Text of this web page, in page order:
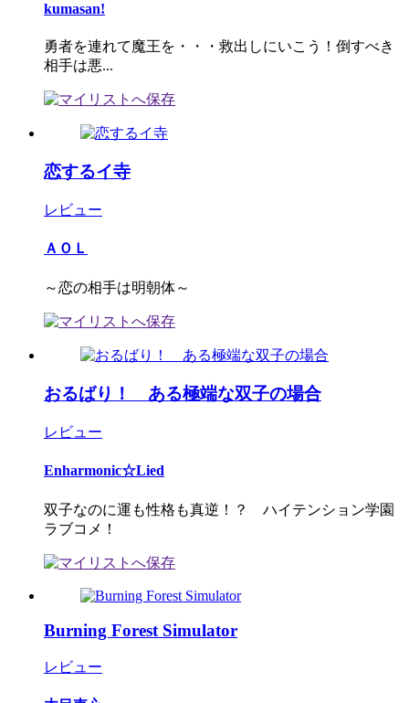
kumasan!
勇者を連れて魔王を・・・救出しにいこう！倒すべき
相手は悪...
恋するイ寺
レビュー
ＡＯＬ
～恋の相手は明朝体～
おるばり！ ある極端な双子の場合
レビュー
Enharmonic☆Lied
双子なのに運も性格も真逆！？ ハイテンション学園
ラブコメ！
Burning Forest Simulator
レビュー